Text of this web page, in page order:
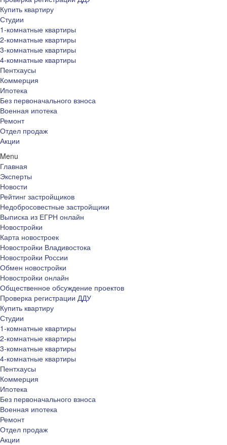
Купить квартиру
Студии
1-комнатные квартиры
2-комнатные квартиры
3-комнатные квартиры
4-комнатные квартиры
Пентхаусы
Коммерция
Ипотека
Без первоначального взноса
Военная ипотека
Ремонт
Отдел продаж
Акции
Menu
Главная
Эксперты
Новости
Рейтинг застройщиков
Недобросовестные застройщики
Выписка из ЕГРН онлайн
Новостройки
Карта новостроек
Новостройки Владивостока
Новостройки России
Обмен новостройки
Новостройки онлайн
Общественное обсуждение проектов
Проверка регистрации ДДУ
Купить квартиру
Студии
1-комнатные квартиры
2-комнатные квартиры
3-комнатные квартиры
4-комнатные квартиры
Пентхаусы
Коммерция
Ипотека
Без первоначального взноса
Военная ипотека
Ремонт
Отдел продаж
Акции